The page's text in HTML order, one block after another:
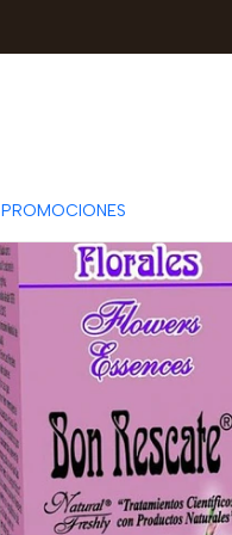
PROMOCIONES